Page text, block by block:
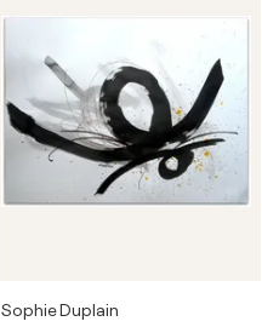
Sophie Duplain